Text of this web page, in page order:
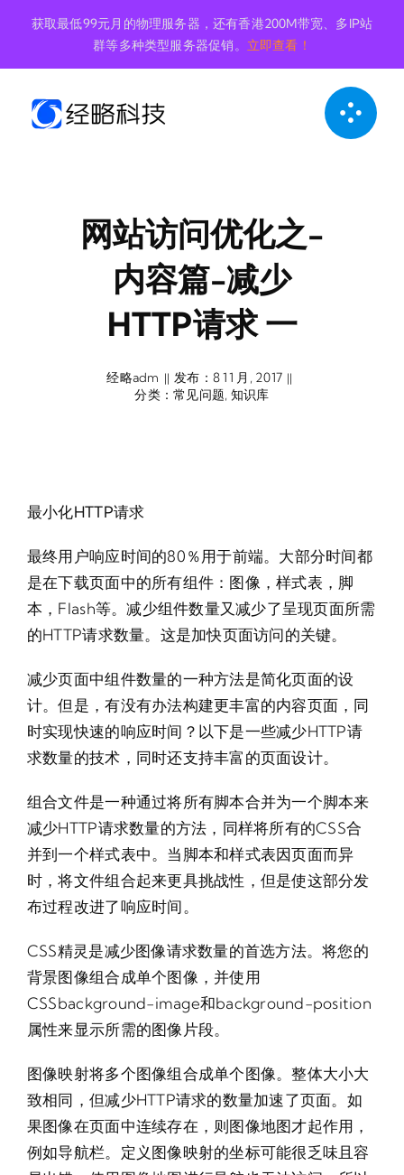
内
获取最低99元月的物理服务器，还有香港200M带宽、多IP站
群等多种类型服务器促销。 立即查看！
网站访问优化之-
内容篇-减少
HTTP请求 一
经略adm || 发布：8 11 月, 2017 ||
分类：常见问题, 知识库
最小化HTTP请求
最终用户响应时间的80％用于前端。大部分时间都
是在下载页面中的所有组件：图像，样式表，脚
本，Flash等。减少组件数量又减少了呈现页面所需
的HTTP请求数量。这是加快页面访问的关键。
减少页面中组件数量的一种方法是简化页面的设
计。但是，有没有办法构建更丰富的内容页面，同
时实现快速的响应时间？以下是一些减少HTTP请
求数量的技术，同时还支持丰富的页面设计。
组合文件是一种通过将所有脚本合并为一个脚本来
减少HTTP请求数量的方法，同样将所有的CSS合
并到一个样式表中。当脚本和样式表因页面而异
时，将文件组合起来更具挑战性，但是使这部分发
布过程改进了响应时间。
CSS精灵是减少图像请求数量的首选方法。将您的
背景图像组合成单个图像，并使用
CSSbackground-image和background-position
属性来显示所需的图像片段。
图像映射将多个图像组合成单个图像。整体大小大
致相同，但减少HTTP请求的数量加速了页面。如
果图像在页面中连续存在，则图像地图才起作用，
例如导航栏。定义图像映射的坐标可能很乏味且容